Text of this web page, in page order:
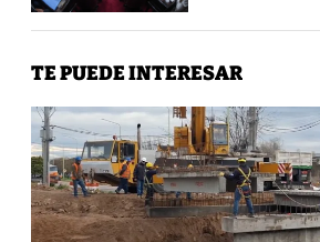
TE PUEDE INTERESAR